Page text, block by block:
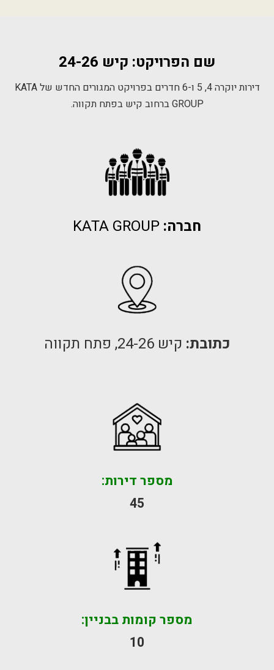
שם הפרויקט: קיש 24-26
דירות יוקרה 4, 5 ו-6 חדרים בפרויקט המגורים החדש של KATA
GROUP ברחוב קיש בפתח תקווה.
חברה:
כתובת: קיש 24-26, פתח תקווה
מספר דירות:
45
מספר קומות בבניין:
10